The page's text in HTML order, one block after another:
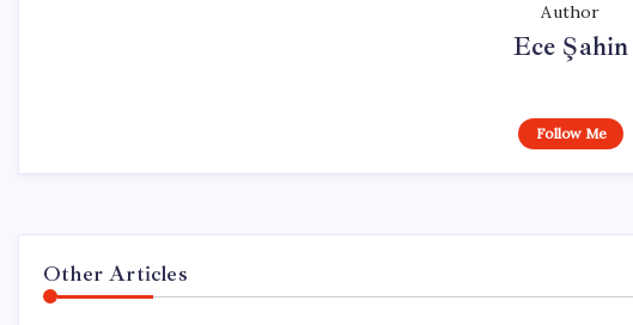
Author
Ece Şahin
Follow Me
Other Articles